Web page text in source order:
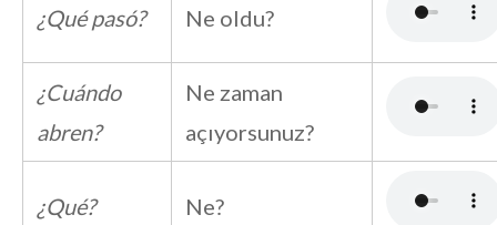
¿Qué pasó? Ne oldu?
¿Cuándo
abren?
Ne zaman
açıyorsunuz?
¿Qué? Ne?